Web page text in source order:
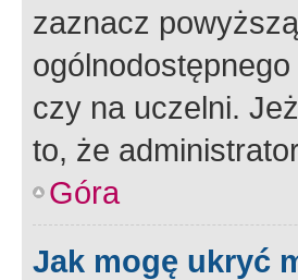
zaznacz
czy na uczelni.
to, że administrator
Góra
Jak mogę ukryć